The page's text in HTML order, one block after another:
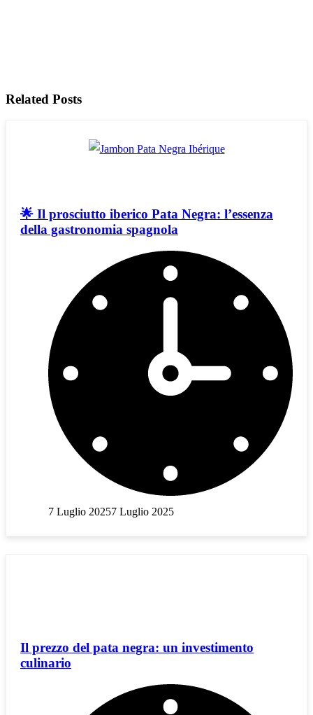
Related Posts
🌟 Il prosciutto iberico Pata Negra: l’essenza
della gastronomia spagnola
7 Luglio 20257 Luglio 2025
Il prezzo del pata negra: un investimento
culinario